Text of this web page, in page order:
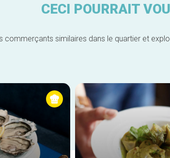
CECI POURRAIT
commerçants similaires dans le quartier et